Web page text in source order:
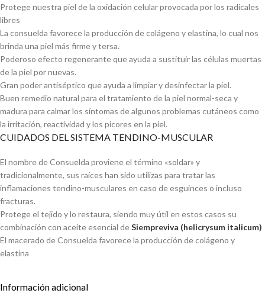
Protege nuestra piel de la oxidación celular provocada por los radicales
libres
La consuelda favorece la producción de colágeno y elastina, lo cual nos
brinda una piel más firme y tersa.
Poderoso efecto regenerante que ayuda a sustituir las células muertas
de la piel por nuevas.
Gran poder antiséptico que ayuda a limpiar y desinfectar la piel.
Buen remedio natural para el tratamiento de la piel normal-seca y
madura para calmar los síntomas de algunos problemas cutáneos como
la irritación, reactividad y los picores en la piel.
CUIDADOS DEL SISTEMA TENDINO-MUSCULAR
El nombre de Consuelda proviene el término «soldar» y
tradicionalmente, sus raíces han sido utilizas para tratar las
inflamaciones tendino-musculares en caso de esguinces o incluso
fracturas.
Protege el tejido y lo restaura, siendo muy útil en estos casos su
combinación con aceite esencial deSiempreviva (helicrysum italicum)
El macerado de Consuelda favorece la producción de colágeno y
elastina
Información adicional